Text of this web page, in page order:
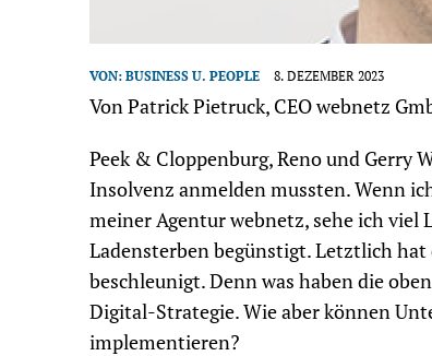
VON: BUSINESS U. PEOPLE 8. DEZEMBER 2023
Von Patrick Pietruck, CEO webnetz
Peek & Cloppenburg, Reno und Gerry
Insolvenz anmelden mussten. Wenn
meiner Agentur webnetz, sehe ich viel
Ladensterben begünstigt. Letztlich
beschleunigt. Denn was haben die
Digital-Strategie. Wie aber können
implementieren?